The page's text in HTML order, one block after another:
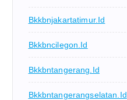
Bkkbnjakartatimur.id
Bkkbncilegon.id
Bkkbntangerang.id
Bkkbntangerangselatan.id